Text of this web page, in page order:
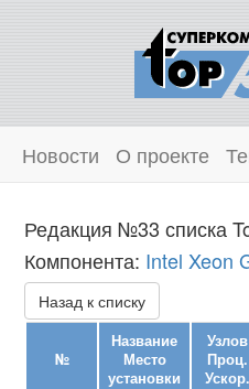
Новости О проекте
Редакция №33 списка
Компонента: Intel Xeon
Назад к списку
№
Название
Место
установки
Узлов
Проц.
Ускор.